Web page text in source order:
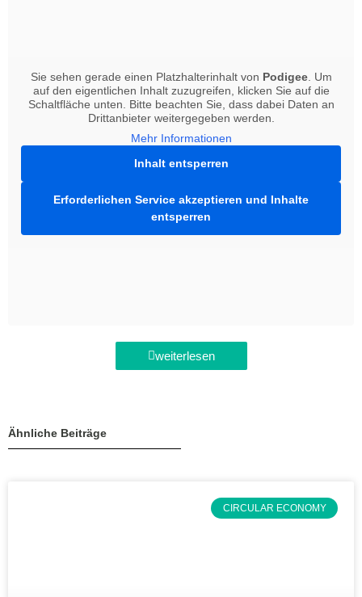
Sie sehen gerade einen Platzhalterinhalt von Podigee. Um
auf den eigentlichen Inhalt zuzugreifen, klicken Sie auf die
Schaltfläche unten. Bitte beachten Sie, dass dabei Daten an
Drittanbieter weitergegeben werden.
Mehr Informationen
Inhalt entsperren
Erforderlichen Service akzeptieren und Inhalte
entsperren
weiterlesen
Ähnliche Beiträge
CIRCULAR ECONOMY